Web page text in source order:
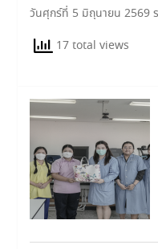
วันศุกร์ที่ 5 มิถุนายน 2569
17 total views